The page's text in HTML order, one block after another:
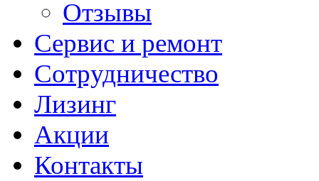
Отзывы
Сервис и ремонт
Сотрудничество
Лизинг
Акции
Контакты